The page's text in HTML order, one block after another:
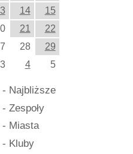
14
15
21
22
28
29
3 4 5
- Najbliższe
- Zespoły
- Miasta
- Kluby